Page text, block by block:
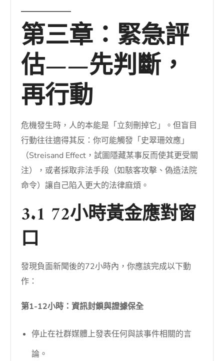
第三章：緊急評
估——先判斷，
再行動
危機發生時，人的本能是「立刻刪掉它」。但盲目
行動往往適得其反：你可能觸發「史翠珊效應」
（Streisand Effect，試圖隱藏某事反而使其更受關
注），或者採取非法手段（如駭客攻擊、偽造法院
命令）讓自己陷入更大的法律麻煩。
3.1 72小時黃金應對窗
口
發現負面新聞後的72小時內，你應該完成以下動
作：
第1-12小時：資訊封鎖與證據保全
停止在社群媒體上發表任何與該事件相關的言
論。